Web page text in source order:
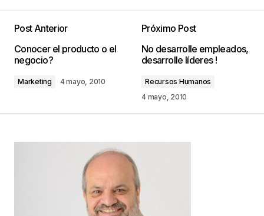
He estado interesado en emprender mi propio
negocio desde hace años, pero creo que me ha
faltado creatividad y entusiasmo. ¿Qué puedo
hacer?
14 septiembre, 2010 at 2:03 am
Responder
Tu dirección de correo electrónico no será
Los campos obligatorios están
marcados con*
Post Anterior
Conocer el producto o el
negocio?
Marketing 4 mayo, 2010
Próximo Post
No desarrolle empleados,
desarrolle líderes !
Recursos Humanos
4 mayo, 2010